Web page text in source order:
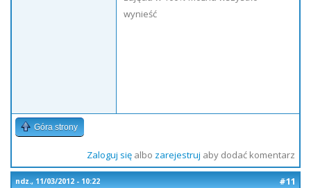
wynieść
Góra strony
Zaloguj sięalbo zarejestruj aby dodać komentarz
ndz., 11/03/2012 - 10:22
#11